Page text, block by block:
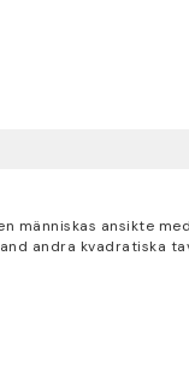
ansikte
andra kvadratiska